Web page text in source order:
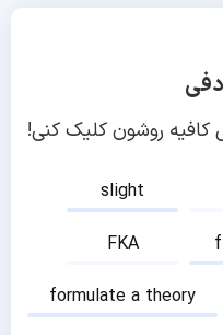
کافیه روشون کلیک کنی!
slight
FKA
formulate a theory